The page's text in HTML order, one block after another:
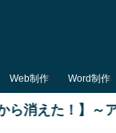
Web制作 Word制作
消えた！】～ア